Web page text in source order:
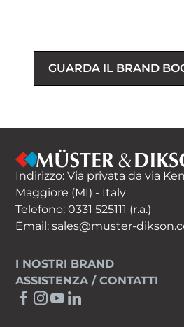
GUARDA IL BRAND
Indirizzo: Via privata da via
Maggiore (MI) - Italy
Telefono:0331 525111 (r.a.)
Email:sales@muster-
I NOSTRI BRAND
ASSISTENZA / CONTATTI